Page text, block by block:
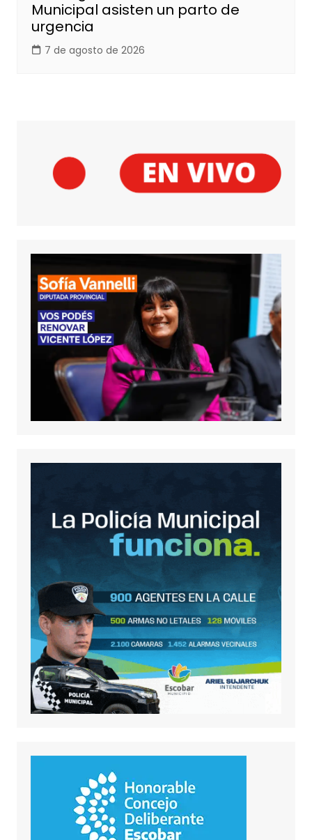
Municipal asisten un parto de
urgencia
7 de agosto de 2026